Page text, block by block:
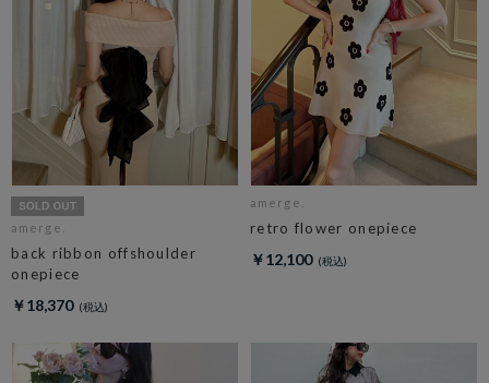
amerge.
back ribbon offshoulder
onepiece
￥18,370
amerge.
retro flower onepiece
￥12,100